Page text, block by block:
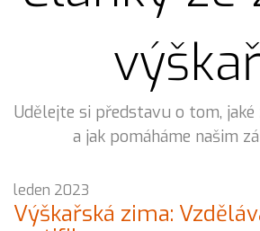
Udělejte si představu o tom,
a jak pomáháme našim
leden 2023
Výškařská zima: